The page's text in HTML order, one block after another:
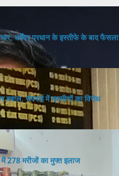
धर्मेंद्र प्रधान के इस्तीफे के बाद फैसला
सेवराई में ग्रामीणों का विरोध
में 278 मरीजों का मुफ्त इलाज